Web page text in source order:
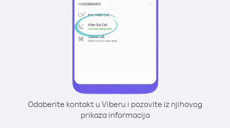
Odaberite kontakt u Viberu i pozovite iz njihovog
prikaza informacija